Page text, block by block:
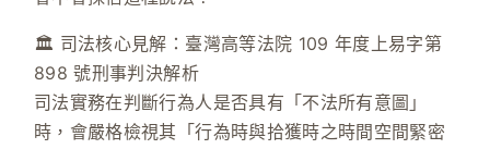
🏛️ 司法核心見解： 臺灣高等法院 109 年度上易字第
898 號刑事判決解析
司法實務在判斷行為人是否具有「不法所有意圖」
時，會嚴格檢視其 「行為時與拾獲時之時間空間緊密